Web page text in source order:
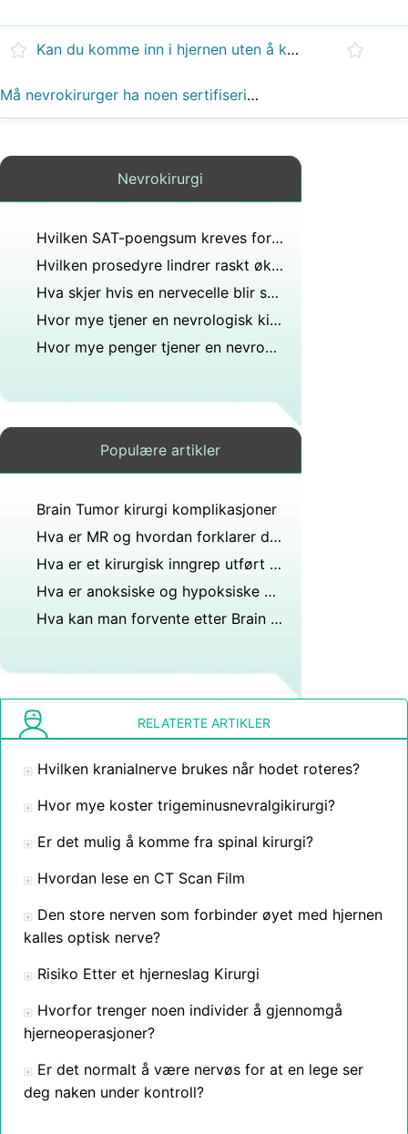
Kan du komme inn i hjernen uten å knekke noe bein?
Må nevrokirurger ha noen sertifisering eller lisenser?
Nevrokirurgi
Hvilken SAT-poengsum kreves for å bli nevrokirurg?
Hvilken prosedyre lindrer raskt økende intrakranielt trykk i skallen?
Hva skjer hvis en nervecelle blir skadet?
Hvor mye tjener en nevrologisk kirurg månedlig?
Hvor mye penger tjener en nevrokirurg Day?
Populære artikler
Brain Tumor kirurgi komplikasjoner
Hva er MR og hvordan forklarer du det?
Hva er et kirurgisk inngrep utført på svelget?
Hva er anoksiske og hypoksiske hjerneskader?
Hva kan man forvente etter Brain Surgery
RELATERTE ARTIKLER
Hvilken kranialnerve brukes når hodet roteres?
Hvor mye koster trigeminusnevralgikirurgi?
Er det mulig å komme fra spinal kirurgi?
Hvordan lese en CT Scan Film
Den store nerven som forbinder øyet med hjernen
kalles optisk nerve?
Risiko Etter et hjerneslag Kirurgi
Hvorfor trenger noen individer å gjennomgå
hjerneoperasjoner?
Er det normalt å være nervøs for at en lege ser
deg naken under kontroll?